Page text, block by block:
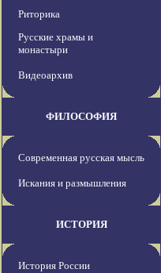
Риторика
Русские храмы и
монастыри
Видеоархив
ФИЛОСОФИЯ
Современная русская мысль
Искания и размышления
ИСТОРИЯ
История России